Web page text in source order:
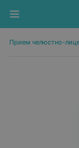
Прием челюстно-